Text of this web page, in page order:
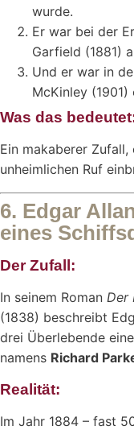
wurde.
Er war bei der
Garfield (1881)
Und er war in
McKinley
Was das
Ein makaberer
unheimlichen Ruf
6. Edgar
eines
Der Zufall:
In seinem Roman Der
(1838) beschreibt
drei Überlebende
namens Richard
Realität:
Im Jahr 1884 – fast